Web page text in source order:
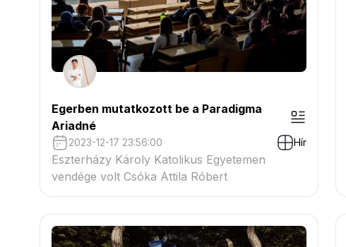
Egerben mutatkozott be a Paradigma
Ariadné
2023-12-17 23:56:00 Hír
Eszterházy Károly Katolikus Egyetemen
vendége volt Csóka Attila Róbert